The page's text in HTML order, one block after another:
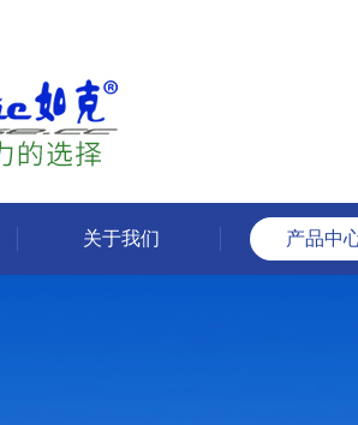
关于我们 产品中